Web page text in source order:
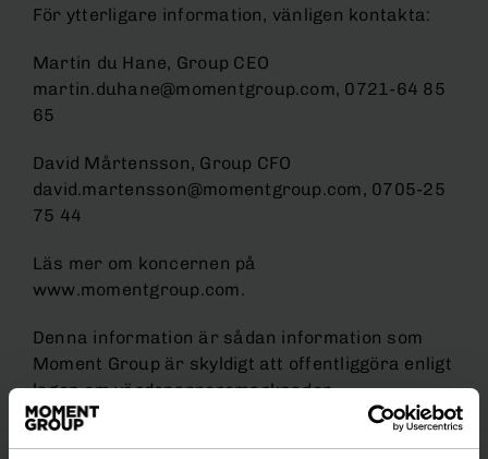
För ytterligare information, vänligen kontakta:
Martin du Hane, Group CEO
martin.duhane@momentgroup.com, 0721-64 85
65
David Mårtensson, Group CFO
david.martensson@momentgroup.com, 0705-25
75 44
Läs mer om koncernen på
www.momentgroup.com.
Denna information är sådan information som
Moment Group är skyldigt att offentliggöra enligt
lagen om värdepappersmarknaden.
Informationen lämnades, genom ovanstående